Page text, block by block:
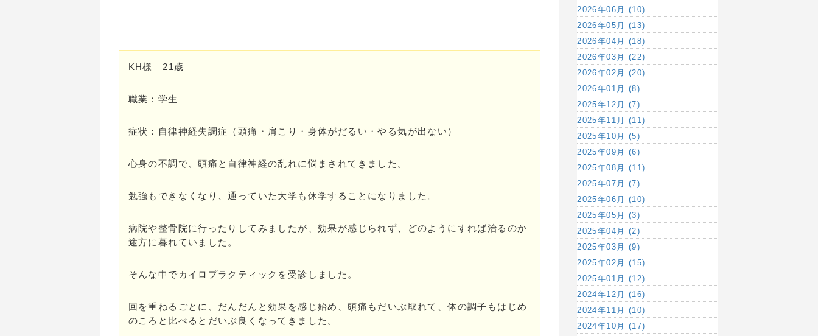
KH様 21歳
職業：学生
症状：自律神経失調症（頭痛・肩こり・身体がだるい・やる気が出ない）
心身の不調で、頭痛と自律神経の乱れに悩まされてきました。
勉強もできなくなり、通っていた大学も休学することになりました。
病院や整骨院に行ったりしてみましたが、効果が感じられず、どのようにすれば治るのか
途方に暮れていました。
そんな中でカイロプラクティックを受診しました。
回を重ねるごとに、だんだんと効果を感じ始め、頭痛もだいぶ取れて、体の調子もはじめ
のころと比べるとだいぶ良くなってきました。
2026年06月 (10)
2026年05月 (13)
2026年04月 (18)
2026年03月 (22)
2026年02月 (20)
2026年01月 (8)
2025年12月 (7)
2025年11月 (11)
2025年10月 (5)
2025年09月 (6)
2025年08月 (11)
2025年07月 (7)
2025年06月 (10)
2025年05月 (3)
2025年04月 (2)
2025年03月 (9)
2025年02月 (15)
2025年01月 (12)
2024年12月 (16)
2024年11月 (10)
2024年10月 (17)